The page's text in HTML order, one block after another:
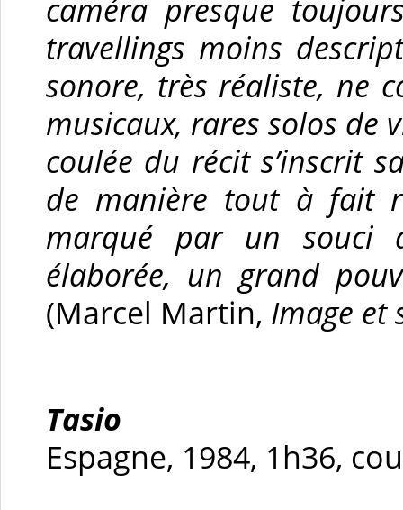
caméra presque
travellings moins
sonore, très réaliste, ne
musicaux, rares solos de
coulée du récit s’inscrit
de manière tout à fait
marqué par un souci
élaborée, un grand
(Marcel Martin, Image et
Tasio
Espagne, 1984, 1h36,